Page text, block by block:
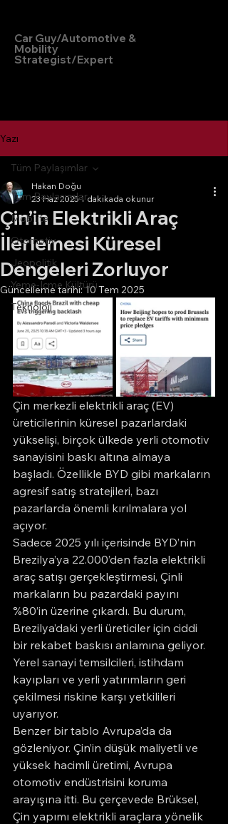
Car Guy/Automotive &
Mobility
Strategist/Expert
Yazı
Tüm Paylaşımlar
Mobilite
Otomotiv
Jeopolitik
Yeme-İçme Kültürü
Teknoloji
Tüm Paylaşımlar
Çin’in Elektrikli Araç
İlerlemesi Küresel
Dengeleri Zorluyor
Hakan Doğu
23 Haz 2025 1 dakikada okunur
Güncelleme tarihi:10 Tem 2025
Çin merkezli elektrikli araç (EV)
üreticilerinin küresel pazarlardaki
yükselişi, birçok ülkede yerli otomotiv
sanayisini baskı altına almaya
başladı. Özellikle BYD gibi markaların
agresif satış stratejileri, bazı
pazarlarda önemli kırılmalara yol
açıyor.
Sadece 2025 yılı içerisinde BYD’nin
Brezilya’ya 22.000’den fazla elektrikli
araç satışı gerçekleştirmesi, Çinli
markaların bu pazardaki payını
%80’in üzerine çıkardı. Bu durum,
Brezilya’daki yerli üreticiler için ciddi
bir rekabet baskısı anlamına geliyor.
Yerel sanayi temsilcileri, istihdam
kayıpları ve yerli yatırımların geri
çekilmesi riskine karşı yetkilileri
uyarıyor.
Benzer bir tablo Avrupa’da da
gözleniyor. Çin’in düşük maliyetli ve
yüksek hacimli üretimi, Avrupa
otomotiv endüstrisini koruma
arayışına itti. Bu çerçevede Brüksel,
Çin yapımı elektrikli araçlara yönelik